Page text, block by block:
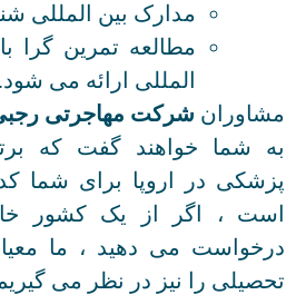
مدارک بین المللی
مطالعه تمرین گرا
المللی ارائه می شود.
مشاوران شرکت مهاجرتی
به شما خواهند گفت که
پزشکی در اروپا برای شما
است ، اگر از یک کشور
درخواست می دهید ، ما
تحصیلی را نیز در نظر می